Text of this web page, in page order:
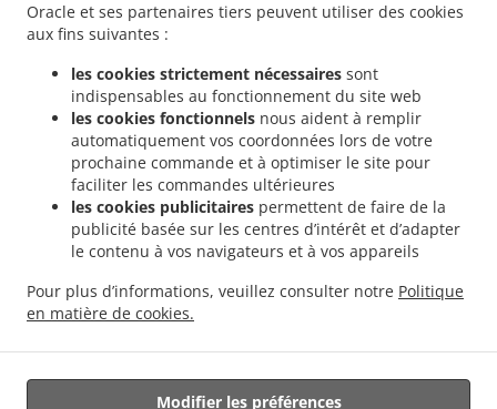
Oracle et ses partenaires tiers peuvent utiliser des cookies
aux fins suivantes :
les cookies strictement nécessaires sont
indispensables au fonctionnement du site web
les cookies fonctionnels nous aident à remplir
automatiquement vos coordonnées lors de votre
prochaine commande et à optimiser le site pour
faciliter les commandes ultérieures
les cookies publicitaires permettent de faire de la
publicité basée sur les centres d’intérêt et d’adapter
le contenu à vos navigateurs et à vos appareils
Pour plus d’informations, veuillez consulter notre Politique
en matière de cookies.
Modifier les préférences
Burger Service de livraison Mulhouse Centre Historique Ouest .
livraison Mulhouse Bourtzwiller
. Burger Service de livraison Mulhouse Les Côteaux
Burger Service de livraison Mulhouse Drouot
. Burger Service de livraison Mulhouse
Burger Service de livraison Pfastatt . Burger Service de livraison Richwiller
Service de livraison Illzach . Burger Service de livraison Brunstatt-Didenheim Brunstatt
Burger Service de livraison Brunstatt-Didenheim Didenheim . Burger Service de
livraison Brunstatt-Didenheim
. Burger Service de livraison Riedisheim .
Burger Service de livraison Reiningue . Fast food Service de livraison. Livraison de
plats cuisinés Tacos. Sandwichs Service de livraison
Livraison de nourriture à emporter